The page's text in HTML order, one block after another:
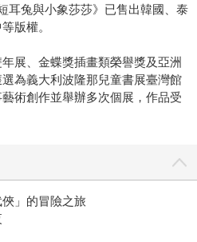
耳兔與小象莎莎》已售出韓國、泰
版權。
展、金蝶獎插畫類榮譽獎及亞洲
為義大利波隆那兒童書展臺灣館
術創作並舉辦多次個展，作品受
」的冒險之旅